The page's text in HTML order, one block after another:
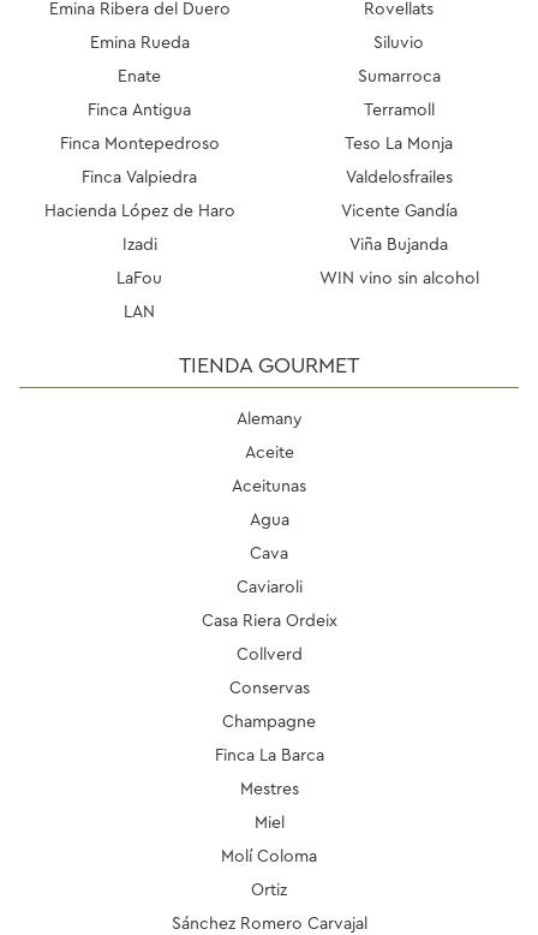
Emina Ribera del Duero
Emina Rueda
Enate
Finca Antigua
Finca Montepedroso
Finca Valpiedra
Hacienda López de Haro
Izadi
LaFou
LAN
Rovellats
Siluvio
Sumarroca
Terramoll
Teso La Monja
Valdelosfrailes
Vicente Gandía
Viña Bujanda
WIN vino sin alcohol
TIENDA GOURMET
Alemany
Aceite
Aceitunas
Agua
Cava
Caviaroli
Casa Riera Ordeix
Collverd
Conservas
Champagne
Finca La Barca
Mestres
Miel
Molí Coloma
Ortiz
Sánchez Romero Carvajal